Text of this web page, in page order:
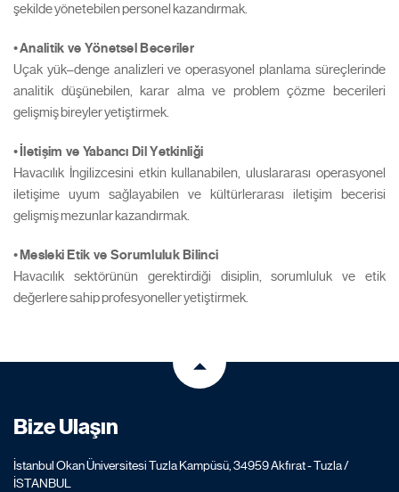
şekilde yönetebilen personel kazandırmak.
•Analitik ve Yönetsel Beceriler
Uçak yük–denge analizleri ve operasyonel planlama süreçlerinde
analitik düşünebilen, karar alma ve problem çözme becerileri
gelişmiş bireyler yetiştirmek.
• İletişim ve Yabancı Dil Yetkinliği
Havacılık İngilizcesini etkin kullanabilen, uluslararası operasyonel
iletişime uyum sağlayabilen ve kültürlerarası iletişim becerisi
gelişmiş mezunlar kazandırmak.
• Mesleki Etik ve Sorumluluk Bilinci
Havacılık sektörünün gerektirdiği disiplin, sorumluluk ve etik
değerlere sahip profesyoneller yetiştirmek.
Bize Ulaşın
İstanbul Okan Üniversitesi Tuzla Kampüsü, 34959 Akfırat - Tuzla /
İSTANBUL